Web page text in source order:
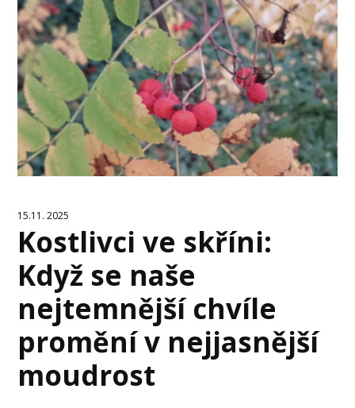
15.11. 2025
Kostlivci ve skříni:
Když se naše
nejtemnější chvíle
promění v nejjasnější
moudrost